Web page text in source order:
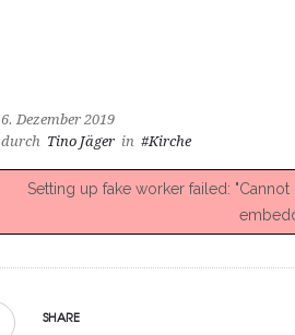
6. Dezember 2019
durch Tino Jäger in #Kirche
Setting up fake worker failed:
SHARE